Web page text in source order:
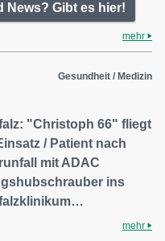
News? Gibt es hier!
mehr
Gesundheit / Medizin
"Christoph 66" fliegt
/ Patient nach
mit ADAC
ins
mehr